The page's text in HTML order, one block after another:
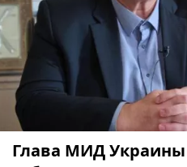
Глава МИД